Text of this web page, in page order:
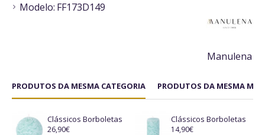
Modelo: FF173D149
Manulena
PRODUTOS DA MESMA CATEGORIA PRODUTOS DA MESMA
Clássicos Borboletas
26,90€
Clássicos Borboletas
14,90€